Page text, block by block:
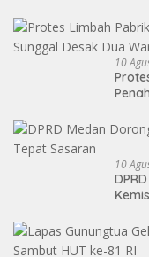
10
10